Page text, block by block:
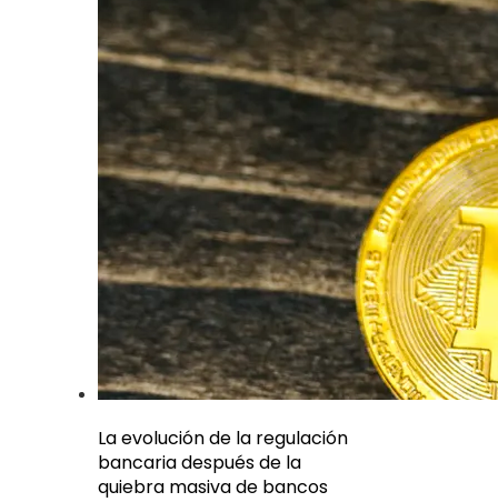
La evolución de la regulación
bancaria después de la
quiebra masiva de bancos